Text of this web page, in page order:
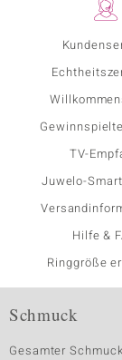
TV-
Juwelo-
Hilfe &
Ringgröße
Schmuck
Gesamter Schmuck